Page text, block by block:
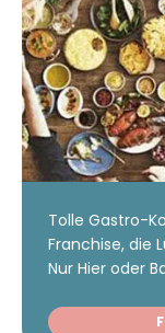
Tolle Gastro-
Franchise, die
Nur Hier oder